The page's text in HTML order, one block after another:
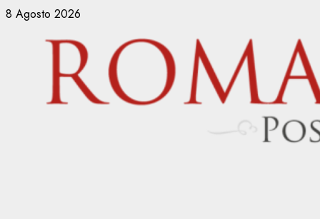
Vai
contenuto
8 Agosto 2026